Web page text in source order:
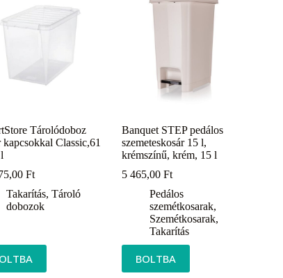
Tárolódoboz
kapcsokkal Classic,61
Ft
Takarítás,Tároló
dobozok
Banquet STEP pedálos
szemeteskosár 15 l,
krémszínű, krém, 15 l
5 465,00Ft
Pedálos
szemétkosarak,
Szemétkosarak,
Takarítás
BOLTBA